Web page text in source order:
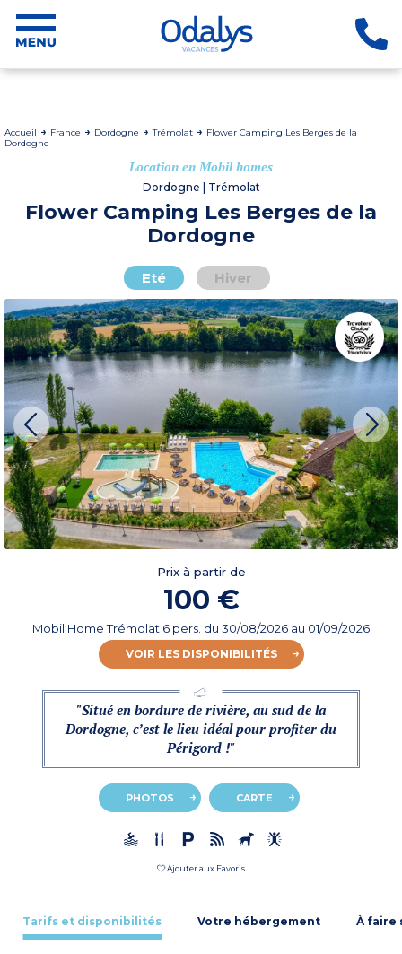
Accueil France Dordogne Trémolat
Flower Camping Les Berges de la
Dordogne
Location en Mobil homes
Dordogne | Trémolat
Flower Camping Les Berges de la
Dordogne
Eté Hiver
Prix à partir de
100 €
Mobil Home Trémolat 6 pers. du 30/08/2026 au 01/09/2026
VOIR LES DISPONIBILITÉS
"Situé en bordure de rivière, au sud de la
Dordogne, c’est le lieu idéal pour profiter du
Périgord !"
PHOTOS CARTE
Ajouter aux Favoris
Tarifs et disponibilités Votre hébergement À faire